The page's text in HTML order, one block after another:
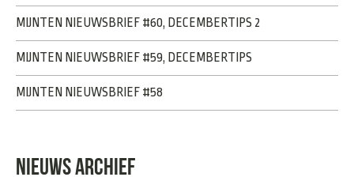
MIJNTEN NIEUWSBRIEF #60, DECEMBERTIPS 2
MIJNTEN NIEUWSBRIEF #59, DECEMBERTIPS
MIJNTEN NIEUWSBRIEF #58
NIEUWS ARCHIEF